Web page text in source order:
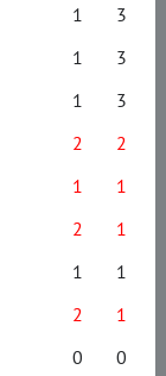
1
3
1
3
1
3
2
2
1
1
2
1
1
1
2
1
0
0